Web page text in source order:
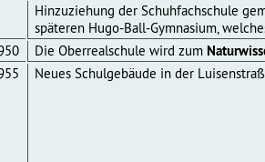
Hinzuziehung der Schuhfachschule
späteren Hugo-Ball-Gymnasium,
Die Oberrealschule wird zum
Neues Schulgebäude in der